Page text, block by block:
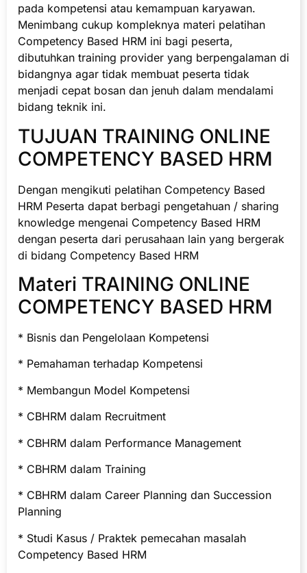
pada kompetensi atau kemampuan karyawan.
Menimbang cukup kompleknya materi pelatihan
Competency Based HRM ini bagi peserta,
dibutuhkan training provider yang berpengalaman di
bidangnya agar tidak membuat peserta tidak
menjadi cepat bosan dan jenuh dalam mendalami
bidang teknik ini.
TUJUAN TRAINING ONLINE
COMPETENCY BASED HRM
Dengan mengikuti pelatihan Competency Based
HRM Peserta dapat berbagi pengetahuan / sharing
knowledge mengenai Competency Based HRM
dengan peserta dari perusahaan lain yang bergerak
di bidang Competency Based HRM
Materi TRAINING ONLINE
COMPETENCY BASED HRM
* Bisnis dan Pengelolaan Kompetensi
* Pemahaman terhadap Kompetensi
* Membangun Model Kompetensi
* CBHRM dalam Recruitment
* CBHRM dalam Performance Management
* CBHRM dalam Training
* CBHRM dalam Career Planning dan Succession
Planning
* Studi Kasus / Praktek pemecahan masalah
Competency Based HRM